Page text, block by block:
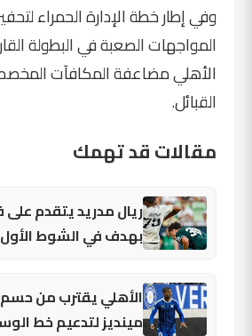
وفي إطار خطة الإدارة الحمراء
المواجهات الصعبة في البطولة
الأهلي مضاعفة المكافآت
القبائل.
مقالات قد تهمك
ريال مدريد يتقدم
بهدف في الشوط
الأهلي يقترب من
مينديز لتدعيم خط